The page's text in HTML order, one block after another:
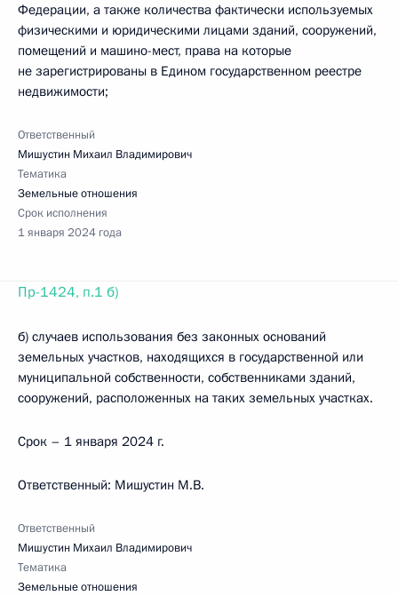
Федерации, а также количества фактически используемых
физическими и юридическими лицами зданий, сооружений,
помещений и машино-мест, права на которые
не зарегистрированы в Едином государственном реестре
недвижимости;
Ответственный
Мишустин Михаил Владимирович
Тематика
Земельные отношения
Срок исполнения
1 января 2024 года
Пр-1424, п.1 б)
б) случаев использования без законных оснований
земельных участков, находящихся в государственной или
муниципальной собственности, собственниками зданий,
сооружений, расположенных на таких земельных участках.
Срок – 1 января 2024 г.
Ответственный: Мишустин М.В.
Ответственный
Мишустин Михаил Владимирович
Тематика
Земельные отношения